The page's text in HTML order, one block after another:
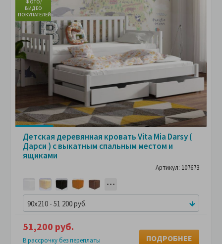
ФОТО/
ВИДЕО
ПОКУПАТЕЛЕЙ
Детская деревянная кровать Vita Mia Darsy (
Дарси ) с выкатным спальным местом и
ящиками
Артикул: 107673
90x210 - 51 200 руб.
51,200 руб.
В рассрочку без переплаты
ПОДРОБНЕЕ